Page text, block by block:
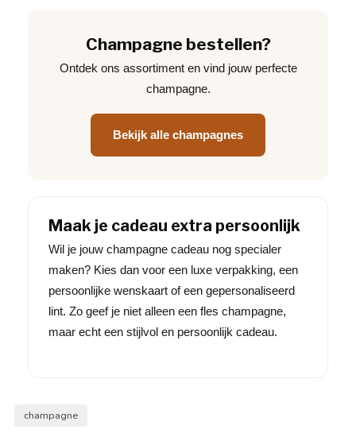
Champagne bestellen?
Ontdek ons assortiment en vind jouw perfecte
champagne.
Bekijk alle champagnes
Maak je cadeau extra persoonlijk
Wil je jouw champagne cadeau nog specialer
maken? Kies dan voor een luxe verpakking, een
persoonlijke wenskaart of een gepersonaliseerd
lint. Zo geef je niet alleen een fles champagne,
maar echt een stijlvol en persoonlijk cadeau.
champagne